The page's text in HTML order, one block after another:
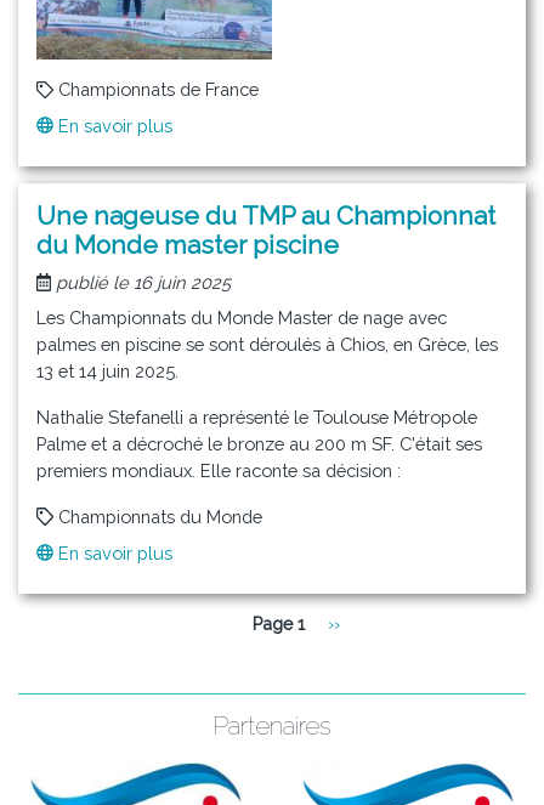
Championnats de France
En savoir plus
de
France
master
eau
libre
Une nageuse du TMP au Championnat
du Monde master piscine
publié le 16 juin 2025
Les Championnats du Monde Master de nage avec
palmes en piscine se sont déroulés à Chios, en Grèce, les
13 et 14 juin 2025.
Nathalie Stefanelli a représenté le Toulouse Métropole
Palme et a décroché le bronze au 200 m SF. C'était ses
premiers mondiaux. Elle raconte sa décision :
Championnats du Monde
En savoir plus
nageuse
Championnat
Monde
master
Page 1
Page
››
Partenaires